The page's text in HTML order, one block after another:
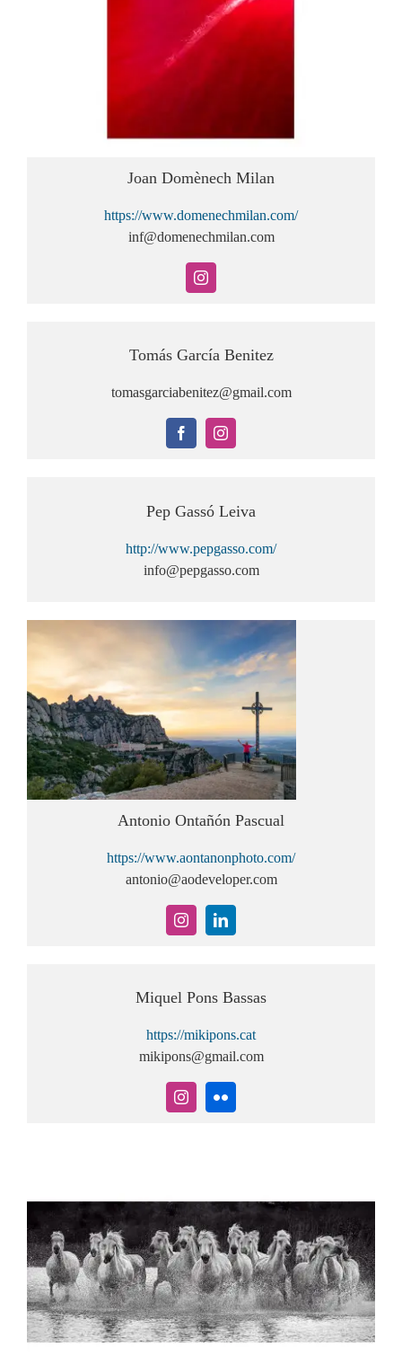
Joan Domènech Milan
https://www.domenechmilan.com/
inf@domenechmilan.com
Tomás García Benitez
tomasgarciabenitez@gmail.com
Pep Gassó Leiva
http://www.pepgasso.com/
info@pepgasso.com
Antonio Ontañón Pascual
https://www.aontanonphoto.com/
antonio@aodeveloper.com
Miquel Pons Bassas
https://mikipons.cat
mikipons@gmail.com